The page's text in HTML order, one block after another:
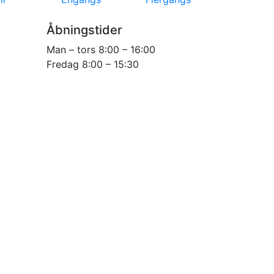
Åbningstider
Man – tors 8:00 – 16:00
Fredag 8:00 – 15:30